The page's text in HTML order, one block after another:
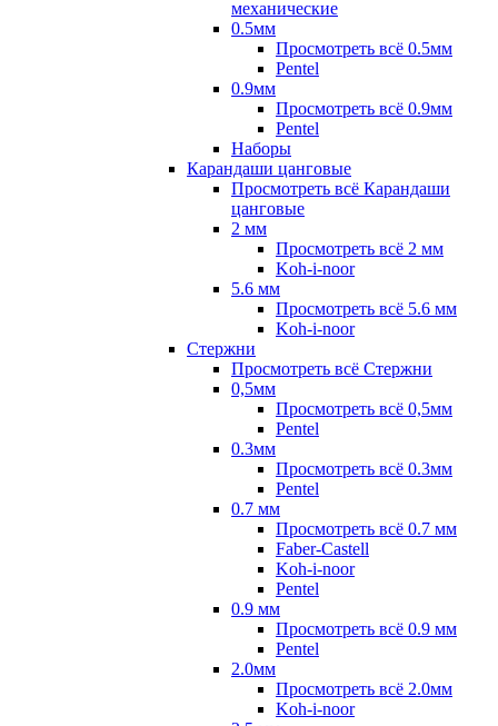
механические
0.5мм
Просмотреть всё 0.5мм
Pentel
0.9мм
Просмотреть всё 0.9мм
Pentel
Наборы
Карандаши цанговые
Просмотреть всё Карандаши
цанговые
2 мм
Просмотреть всё 2 мм
Koh-i-noor
5.6 мм
Просмотреть всё 5.6 мм
Koh-i-noor
Стержни
Просмотреть всё Стержни
0,5мм
Просмотреть всё 0,5мм
Pentel
0.3мм
Просмотреть всё 0.3мм
Pentel
0.7 мм
Просмотреть всё 0.7 мм
Faber-Castell
Koh-i-noor
Pentel
0.9 мм
Просмотреть всё 0.9 мм
Pentel
2.0мм
Просмотреть всё 2.0мм
Koh-i-noor